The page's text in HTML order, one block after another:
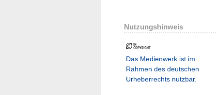
Nutzungshinweis
Das Medienwerk ist im
Rahmen des deutschen
Urheberrechts nutzbar.